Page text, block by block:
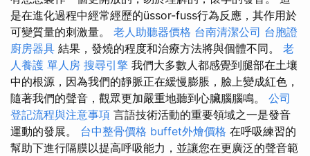
是在進化過程中經常經歷的üssor-fuss行為反應，其作用於
可變質量的刺激量。 老人助聽器價格 台南清潔公司 台胞證
廚房器具 結果，發燒的程度和治療方法將與個體不同。 老
人養護 單人房 搜尋引擎 我們大多數人都感覺到腿部在土壤
中的根源，因為我們的靜脈正在緩慢膨脹，臉上變成紅色，
隨著我們的聲音，觀眾更加嚴重地聽到心臟腦腦鳴。 公司
登記流程與注意事項 言語技術活動的重要領域之一是發音
運動的發展。 台中整骨價格 buffet外燴價格 在呼吸練習的
幫助下進行隔膜以提高呼吸能力，並讓您在更廣泛的聲音範